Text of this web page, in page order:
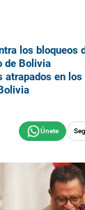
los bloqueos
de Bolivia
en